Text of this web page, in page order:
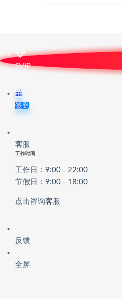
SVIP
签到
客服
工作时间
工作日：9:00 - 22:00
节假日：9:00 - 18:00
点击咨询客服
反馈
全屏